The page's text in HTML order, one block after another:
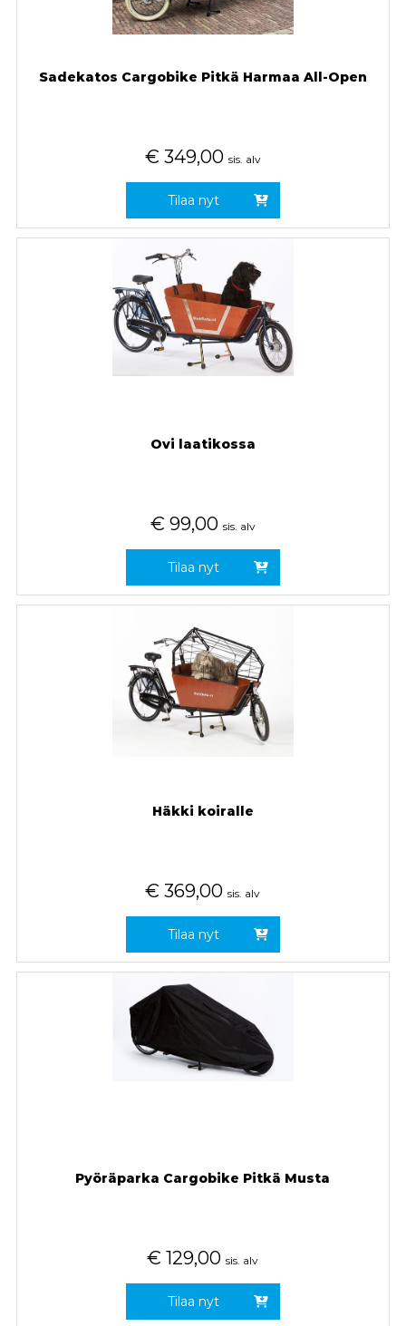
Sadekatos Cargobike Pitkä Harmaa All-Open
€ 349,00 sis. alv
Tilaa nyt
Ovi laatikossa
€ 99,00 sis. alv
Tilaa nyt
Häkki koiralle
€ 369,00 sis. alv
Tilaa nyt
Pyöräparka Cargobike Pitkä Musta
€ 129,00 sis. alv
Tilaa nyt